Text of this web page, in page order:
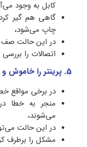
کابل به وجود
گاهی هم گیر
چاپ می‌شود،
در این حالت صف
اتصالات را
5. پرینتر را خاموش و روشن کنید
در برخی مواقع
منجر به خطا
می‌شوند،
در این حالت
مشکل را برطرف